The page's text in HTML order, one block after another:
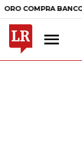
BANCO DE LA